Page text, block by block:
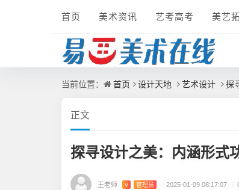
首页 美术资讯 艺考高考 美艺
当前位置： 首页 设计天地 艺术设计 探
正文
探寻设计之美：内涵形式
王老师 V 管理员 / 2025-01-09 08:17:07 /